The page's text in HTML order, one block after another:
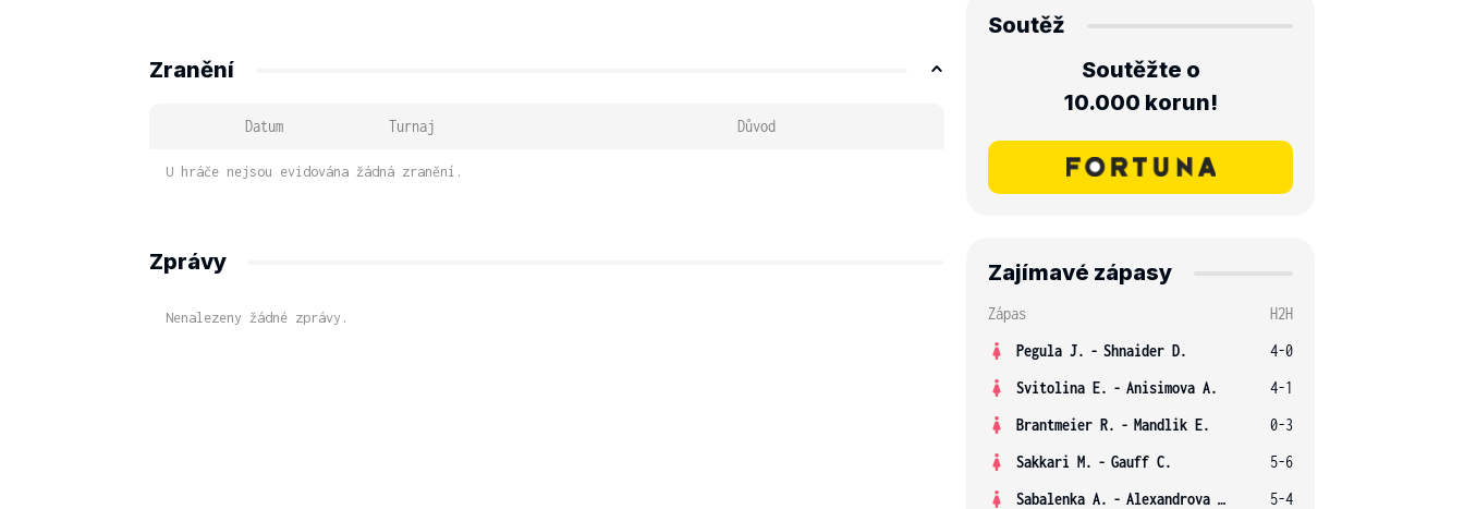
Zranění
Datum Turnaj Důvod
U hráče nejsou evidována žádná zranění.
Zprávy
Nenalezeny žádné zprávy.
Soutěž
Soutěžte o
10.000 korun!
Zajímavé zápasy
Zápas
H2H
Pegula J. - Shnaider D.
4-0
Svitolina E. - Anisimova A.
4-1
Brantmeier R. - Mandlik E.
0-3
Sakkari M. - Gauff C.
5-6
Sabalenka A. - Alexandrova E.
5-4